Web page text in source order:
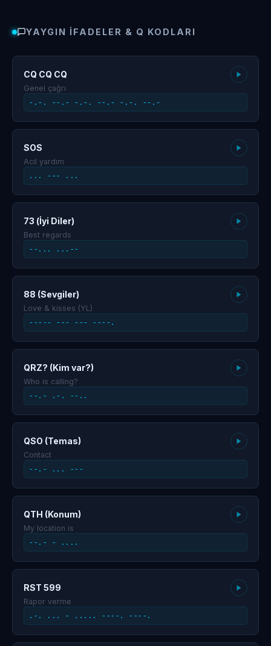
YAYGIN İFADELER & Q KODLARI
CQ CQ CQ
Genel çağrı
-.-. --.- -.-. --.- -.-. --.-
SOS
Acil yardım
... --- ...
73 (İyi Diler)
Best regards
--... ...--
88 (Sevgiler)
Love & kisses (YL)
----- --- --- ----.
QRZ? (Kim var?)
Who is calling?
--.- .-. --..
QSO (Temas)
Contact
--.- ... ---
QTH (Konum)
My location is
--.- - ....
RST 599
Rapor verme
.-. ... - ..... ----. ----.